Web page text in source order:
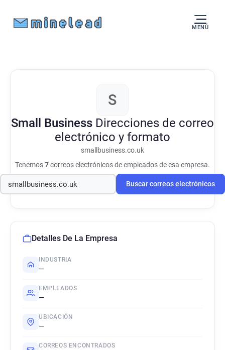
MENÚ
S
Small Business Direcciones de correo
electrónico y formato
smallbusiness.co.uk
Tenemos7correos electrónicos de empleados de esa empresa.
Buscar correos electrónicos
Detalles De La Empresa
INDUSTRIA
—
EMPLEADOS
—
UBICACIÓN
—
CORREOS ENCONTRADOS